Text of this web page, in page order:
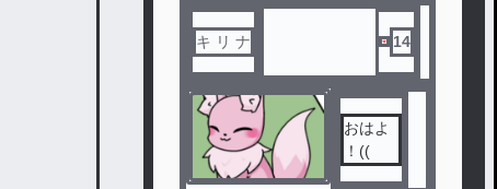
キ リ ナ 14
おはよ
！((